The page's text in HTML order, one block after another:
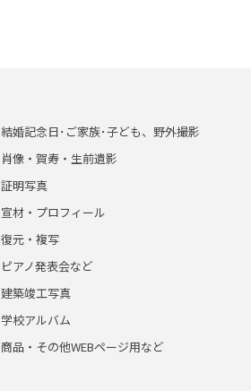
結婚記念日･ご家族･子ども、野外撮影
肖像・賀寿・生前遺影
証明写真
宣材・プロフィール
復元・複写
ピアノ発表会など
建築竣工写真
学校アルバム
商品・その他WEBページ用など